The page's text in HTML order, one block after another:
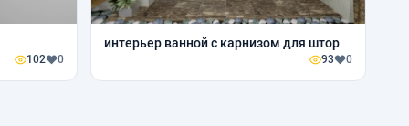
102 0
интерьер ванной с карнизом для штор
93 0